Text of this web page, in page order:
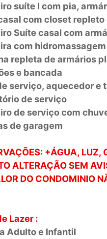
suíte I com pia,
com closet
Suíte casal com
com hidromassagem
repleta de armários
e bancada
serviço, aquecedor e
de serviço
de serviço com
de garagem
+ÁGUA, LUZ,
ALTERAÇÃO SEM
DO CONDOMINIO
Lazer :
Adulto e Infantil